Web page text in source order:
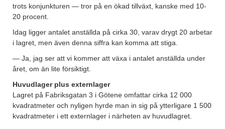
trots konjunkturen — tror på en ökad tillväxt, kanske med 10-
20 procent.
Idag ligger antalet anställda på cirka 30, varav drygt 20 arbetar
i lagret, men även denna siffra kan komma att stiga.
— Ja, jag ser att vi kommer att växa i antalet anställda under
året, om än lite försiktigt.
Huvudlager plus externlager
Lagret på Fabriksgatan 3 i Götene omfattar cirka 12 000
kvadratmeter och nyligen hyrde man in sig på ytterligare 1 500
kvadratmeter i ett externlager i närheten av huvudlagret.